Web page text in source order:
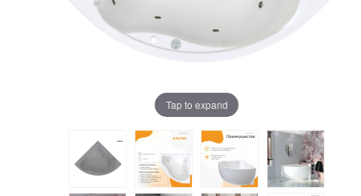
Tap to expand